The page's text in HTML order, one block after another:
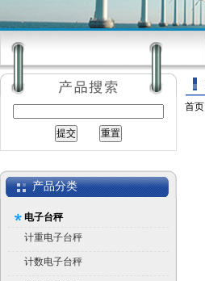
产品分类
电子台秤
计重电子台秤
计数电子台秤
首页